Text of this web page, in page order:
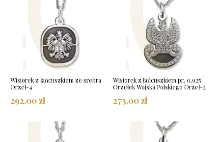
Wisiorek z łańcuszkiem ze srebra
Orzeł-4
292,00 zł
Wisiorek z łańcuszkiem pr. 0,925
Orzełek Wojska Polskiego Orzeł-2
273,00 zł